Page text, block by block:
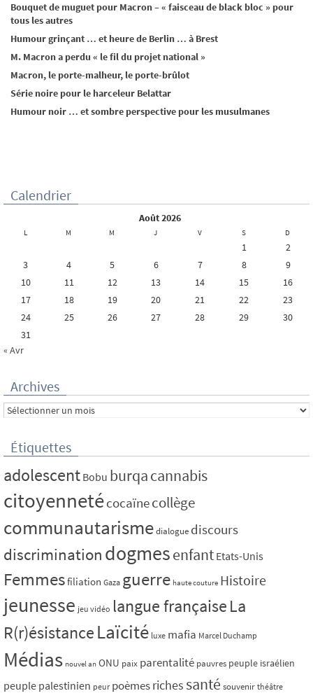
Bouquet de muguet pour Macron – « faisceau de black bloc » pour
tous les autres
Humour grinçant … et heure de Berlin … à Brest
M. Macron a perdu « le fil du projet national »
Macron, le porte-malheur, le porte-brûlot
Série noire pour le harceleur Belattar
Humour noir … et sombre perspective pour les musulmanes
Calendrier
août 2026
L M M J V S D
1
2
3
4 5 6 7 8
9
10
11 12 13 14 15
16
17
18 19 20 21 22
23
24
25 26 27 28 29
30
31
« Avr
Archives
Archives
Étiquettes
adolescent Bobu burqacannabis
citoyennetécocaïnecollège
communautarismedialogue discours
discrimination dogmesenfant Etats-Unis
Femmesfiliation Gaza guerre haute couture Histoire
jeunesse jeu vidéo langue française La
R(r)ésistanceLaïcité luxe mafia Marcel Duchamp
Médias nouvel an ONU paix parentalité pauvres peuple israélien
peuple palestinien peur poèmesriches santé souvenir théâtre